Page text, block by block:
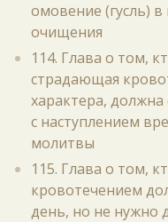
омовение (гусль)
очищения
114. Глава о том,
страдающая
характера,
с наступлением
молитвы
115. Глава о том,
кровотечением
день, но не нужно